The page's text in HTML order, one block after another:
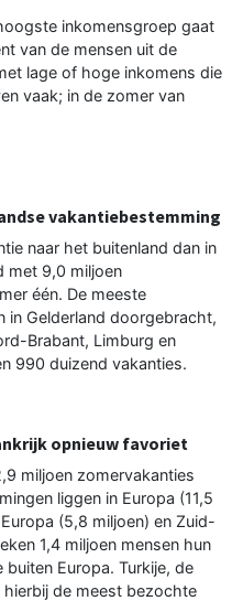
inkomensgroep gaat
van de mensen uit de
lage of hoge inkomens die
vaak; in de zomer van
vakantiebestemming
naar het buitenland dan in
met 9,0 miljoen
één. De meeste
in Gelderland doorgebracht,
Brabant, Limburg en
990 duizend vakanties.
opnieuw favoriet
miljoen zomervakanties
liggen in Europa (11,5
(5,8 miljoen) en Zuid-
1,4 miljoen mensen hun
Europa. Turkije, de
hierbij de meest bezochte